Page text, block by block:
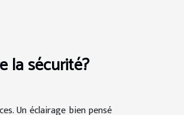
la sécurité?
Un éclairage bien pensé